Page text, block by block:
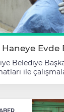
Haneye Evde
Belediye
ile
ikamet
Aşevi,